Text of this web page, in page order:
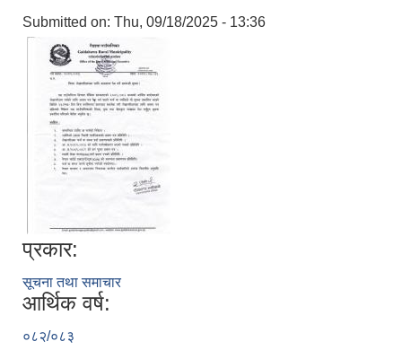
Submitted on: Thu, 09/18/2025 - 13:36
प्रकार:
सूचना तथा समाचार
आर्थिक वर्ष:
०८२/०८३